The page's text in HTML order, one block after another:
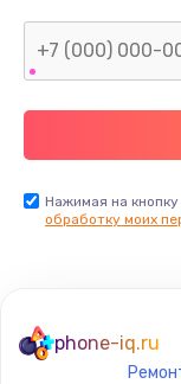
Нажимая на
обработку моих
phone-iq.ru